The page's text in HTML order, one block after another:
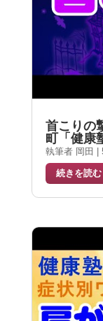
首こりの
町「健康
執筆者 岡田 |
続きを読む